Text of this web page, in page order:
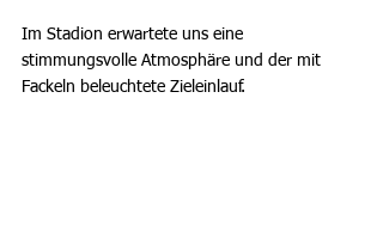
Im Stadion erwartete uns eine
stimmungsvolle Atmosphäre und der mit
Fackeln beleuchtete Zieleinlauf.